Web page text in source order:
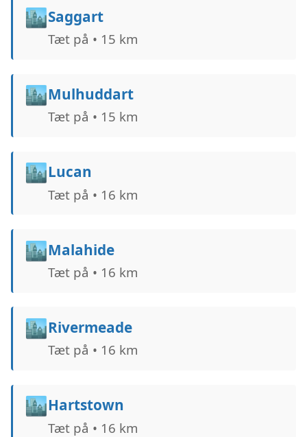
🏙️Saggart
Tæt på • 15 km
🏙️Mulhuddart
Tæt på • 15 km
🏙️Lucan
Tæt på • 16 km
🏙️Malahide
Tæt på • 16 km
🏙️Rivermeade
Tæt på • 16 km
🏙️Hartstown
Tæt på • 16 km